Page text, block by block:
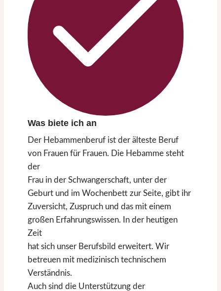
Was biete ich an
Der Hebammenberuf ist der älteste Beruf
von Frauen für Frauen. Die Hebamme steht
der
Frau in der Schwangerschaft, unter der
Geburt und im Wochenbett zur Seite, gibt ihr
Zuversicht, Zuspruch und das mit einem
großen Erfahrungswissen. In der heutigen
Zeit
hat sich unser Berufsbild erweitert. Wir
betreuen mit medizinisch technischem
Verständnis.
Auch sind die Unterstützung der